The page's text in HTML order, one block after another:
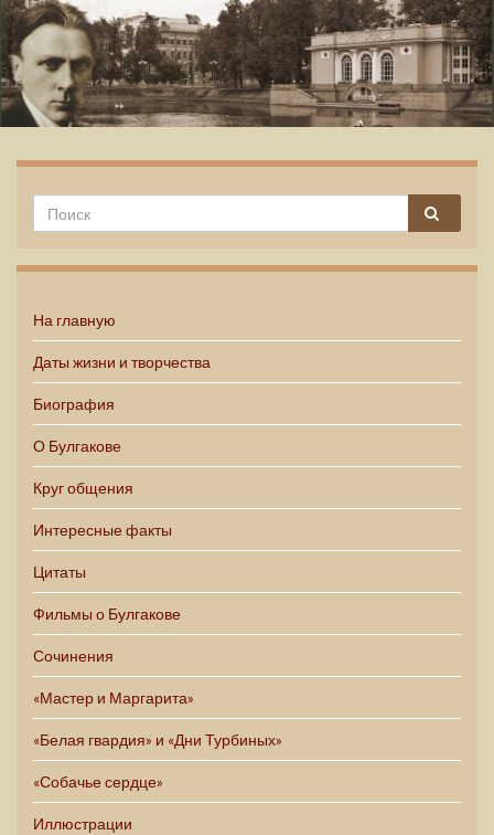
На главную
Даты жизни и творчества
Биография
О Булгакове
Круг общения
Интересные факты
Цитаты
Фильмы о Булгакове
Сочинения
«Мастер и Маргарита»
«Белая гвардия» и «Дни Турбиных»
«Собачье сердце»
Иллюстрации